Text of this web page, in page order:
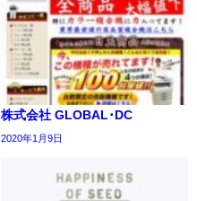
株式会社 GLOBAL･DC
2020年1月9日